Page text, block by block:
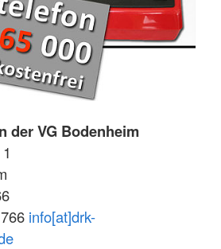
der VG Bodenheim
info[at]drk-